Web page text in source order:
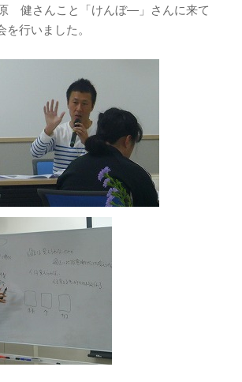
健さんこと「けんぼ―」さんに来て
を行いました。